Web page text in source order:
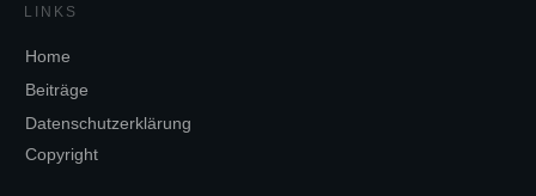
LINKS
Home
Beiträge
Datenschutzerklärung
Copyright